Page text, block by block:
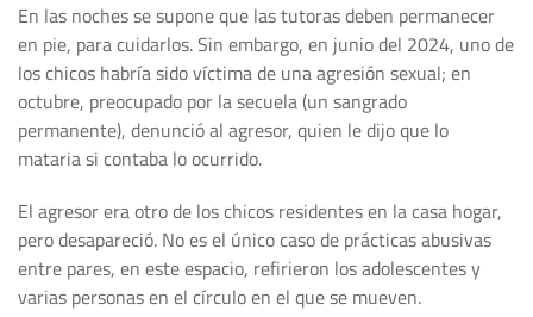
En las noches se supone que las tutoras deben permanecer
en pie, para cuidarlos. Sin embargo, en junio del 2024, uno de
los chicos habría sido víctima de una agresión sexual; en
octubre, preocupado por la secuela (un sangrado
permanente), denunció al agresor, quien le dijo que lo
mataria si contaba lo ocurrido.
El agresor era otro de los chicos residentes en la casa hogar,
pero desapareció. No es el único caso de prácticas abusivas
entre pares, en este espacio, refirieron los adolescentes y
varias personas en el círculo en el que se mueven.